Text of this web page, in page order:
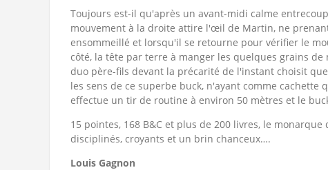
Toujours est-il qu'après un avant-midi calme
mouvement à la droite attire l'œil de Martin, ne
ensommeillé et lorsqu'il se retourne pour vérifier le
côté, la tête par terre à manger les quelques grains
duo père-fils devant la précarité de l'instant choisit
les sens de ce superbe buck, n'ayant comme
effectue un tir de routine à environ 50 mètres et le
15 pointes, 168 B&C et plus de 200 livres, le
disciplinés, croyants et un brin chanceux….
Louis Gagnon